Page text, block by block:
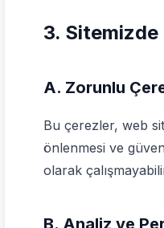
3. Sitemizde
A. Zorunlu
Bu çerezler, web
önlenmesi ve
olarak
B. Analiz ve